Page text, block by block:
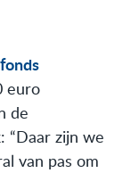
euro
de
“Daar zijn we
van pas om